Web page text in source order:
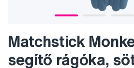
Matchstick
segítő rágóka,